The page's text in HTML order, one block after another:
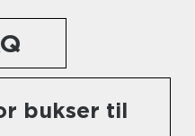
bukser til